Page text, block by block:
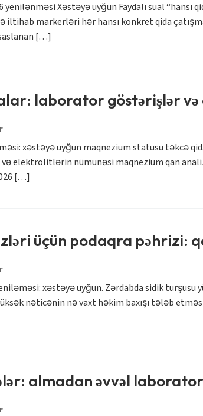
Xəstəyə uyğun Faydalı sual “hansı
markerləri hər hansı konkret qida
[…]
laborator göstərişlər və
xəstəyə uyğun maqnezium statusu təkcə
elektrolitlərin nümunəsi maqnezium qan
[…]
üçün podaqra pəhrizi:
xəstəyə uyğun. Zərdabda sidik
nəticənin nə vaxt həkim baxışı tələb
almadan əvvəl